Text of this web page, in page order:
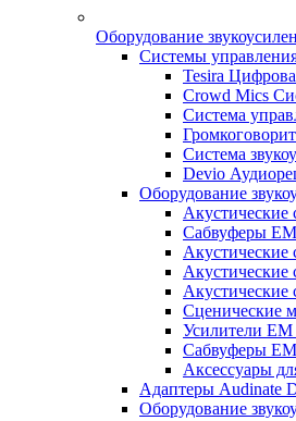
Оборудование
Системы
Tesira
Crowd Mics
Система
Система
Devio
Оборудование
Сабвуферы
Акустические
Акустические
Акустические
Сценические
Усилители EM
Сабвуферы
Аксессуары
Адаптеры Audinate
Оборудование